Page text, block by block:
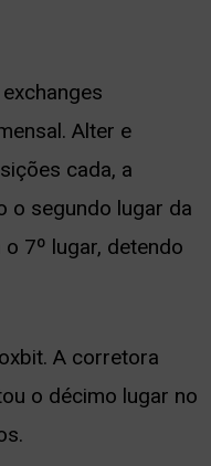
Alter e
cada, a
o segundo lugar da
7º lugar, detendo
A corretora
o décimo lugar no